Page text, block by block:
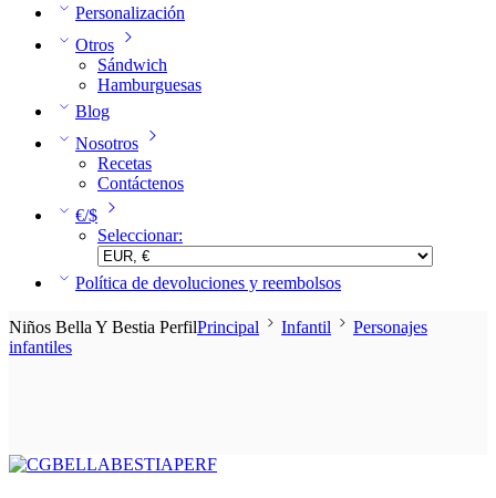
Personalización
Otros
Sándwich
Hamburguesas
Blog
Nosotros
Recetas
Contáctenos
€/$
Seleccionar:
Política de devoluciones y reembolsos
Niños Bella Y Bestia PerfilPrincipal Infantil
Personajes
infantiles